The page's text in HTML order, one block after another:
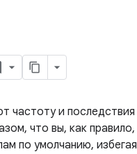
частоту и последствия
что вы, как правило,
по умолчанию, избегая